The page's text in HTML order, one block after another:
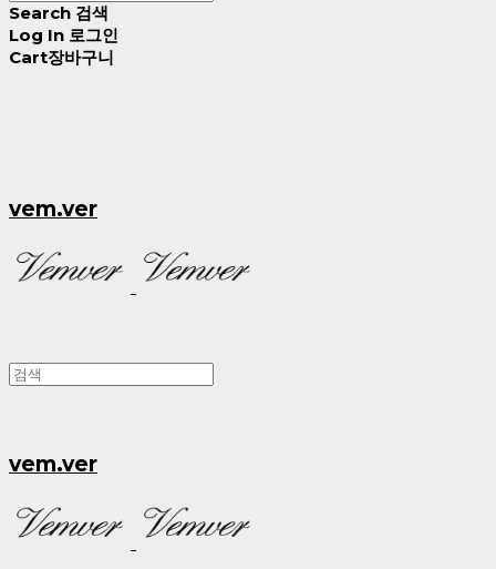
Search 검색
Log In 로그인
Cart장바구니
vem.ver
vem.ver